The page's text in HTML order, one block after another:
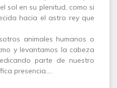
sol en su plenitud, como si
hacia el astro rey que
animales humanos o
y levantamos la cabeza
parte de nuestro
presencia.…